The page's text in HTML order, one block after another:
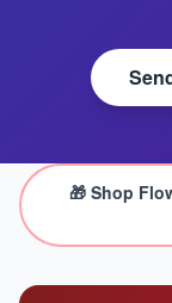
🎁 Shop